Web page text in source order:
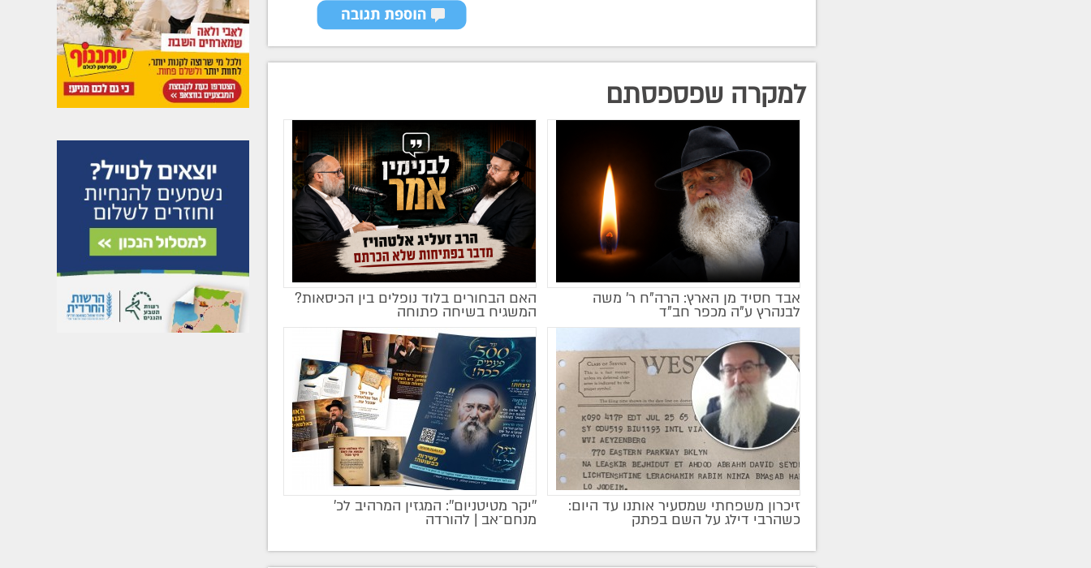
למקרה שפספסתם
אבד חסיד מן הארץ: הרה"ח ר' משה
לבנהרץ ע"ה מכפר חב"ד
מקודם
האם הבחורים בלוד נופלים בין הכיסאות?
המשגיח בשיחה פתוחה
זיכרון משפחתי שמסעיר אותנו עד היום:
כשהרבי דילג על השם בפתק
מקודם
''יקר מטיטניום'': המגזין המרהיב לכ’
מנחם־אב | להורדה